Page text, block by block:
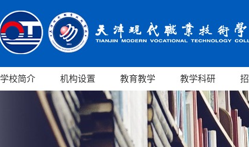
学校简介 机构设置 教育教学 教学科研